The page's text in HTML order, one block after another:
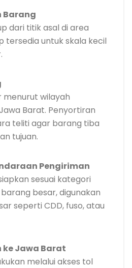
Barang
dari titik asal di area
tersedia untuk skala kecil
menurut wilayah
Barat. Penyortiran
teliti agar barang tiba
tujuan.
Pengiriman
sesuai kategori
besar, digunakan
seperti CDD, fuso, atau
Jawa Barat
melalui akses tol